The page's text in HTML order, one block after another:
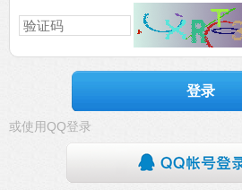
登录
或使用QQ登录